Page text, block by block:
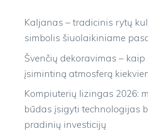
Kaljanas – tradicinis rytų
simbolis šiuolaikiniame
Švenčių dekoravimas –
įsimintiną atmosferą
Kompiuterių lizingas 2026:
būdas įsigyti technologijas
pradinių investicijų